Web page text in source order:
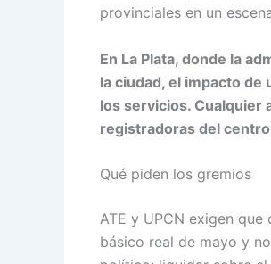
provinciales en un
En La Plata, donde la
la ciudad, el impacto
los servicios. Cualquier
registradoras del
Qué piden los gremios
ATE y UPCN exigen
básico real de mayo y